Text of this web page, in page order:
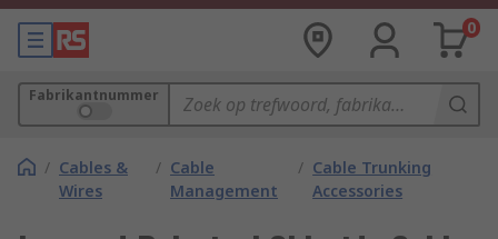
0
Fabrikantnummer
/ Cables &
Wires
/ Cable
Management
/ Cable Trunking
Accessories